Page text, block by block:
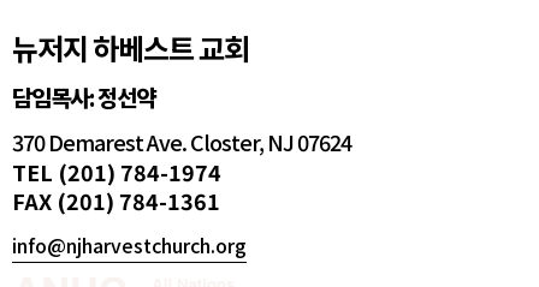
뉴저지 하베스트 교회
담임목사: 정선약
370 Demarest Ave. Closter, NJ 07624
TEL (201) 784-1974
FAX (201) 784-1361
info@njharvestchurch.org